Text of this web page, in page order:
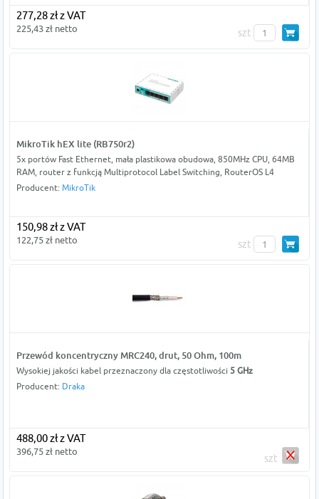
277,28 zł z VAT
225,43 zł netto szt
MikroTik hEX lite (RB750r2)
5x portów Fast Ethernet, mała plastikowa obudowa, 850MHz CPU, 64MB
RAM, router z funkcją Multiprotocol Label Switching, RouterOS L4
Producent: MikroTik
150,98 zł z VAT
122,75 zł netto szt
Przewód koncentryczny MRC240, drut, 50 Ohm, 100m
Wysokiej jakości kabel przeznaczony dla częstotliwości 5 GHz
Producent: Draka
488,00 zł z VAT
396,75 zł netto
szt